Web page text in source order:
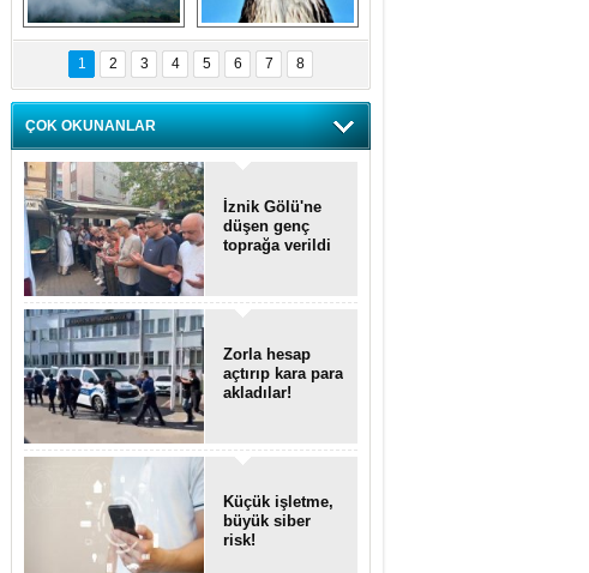
Bursa'dan
büyüleyen
fotoğraflar
Balık Kartalı
Bursa’da
görüntülendi
1 2 3 4 5 6 7 8
ÇOK OKUNANLAR
İznik Gölü'ne
düşen genç
toprağa verildi
Zorla hesap
açtırıp kara para
akladılar!
Küçük işletme,
büyük siber
risk!